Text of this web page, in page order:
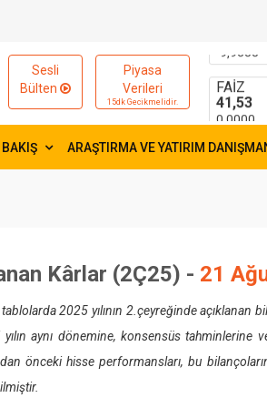
Sesli
Bülten
Piyasa
Verileri
15dk Gecikmelidir.
FAİZ
41,53
0,0000
ARAŞTIRMA VE YATIRIM
Kârlar (2Ç25) - 21
2025 yılının 2.çeyreğinde açıklanan
aynı dönemine, konsensüs tahminlerine
önceki hisse performansları, bu